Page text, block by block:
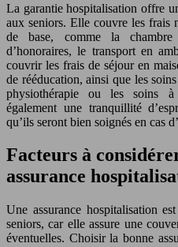
La garantie hospitalisation offre
aux seniors. Elle couvre les frais
de base, comme la chambre
d’honoraires, le transport en
couvrir les frais de séjour en
de rééducation, ainsi que les
physiothérapie ou les soins
également une tranquillité
qu’ils seront bien soignés en cas
Facteurs à
assurance
Une assurance hospitalisation
seniors, car elle assure une
éventuelles. Choisir la bonne